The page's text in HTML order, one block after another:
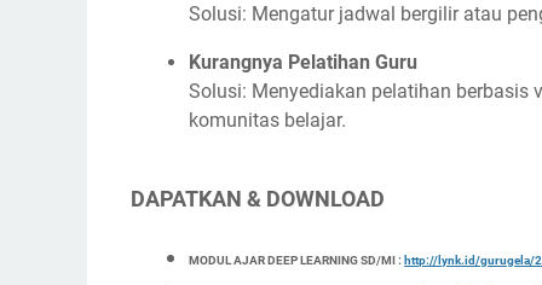
Solusi: Mengatur jadwal bergilir atau
Kurangnya Pelatihan Guru
Solusi: Menyediakan pelatihan berbasis
komunitas belajar.
DAPATKAN & DOWNLOAD
MODUL AJAR DEEP LEARNING SD/MI : http://lynk.id/gurugela/